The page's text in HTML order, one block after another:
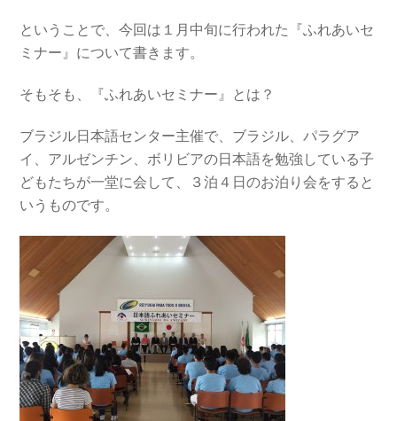
ということで、今回は１月中旬に行われた『ふれあいセ
ミナー』について書きます。
そもそも、『ふれあいセミナー』とは？
ブラジル日本語センター主催で、ブラジル、パラグア
イ、アルゼンチン、ボリビアの日本語を勉強している子
どもたちが一堂に会して、３泊４日のお泊り会をすると
いうものです。